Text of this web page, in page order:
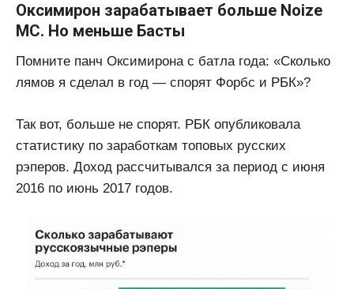
Оксимирон зарабатывает больше Noize
MC. Но меньше Басты
Помните панч Оксимирона с батла года: «Сколько
лямов я сделал в год — спорят Форбс и РБК»?
Так вот, больше не спорят. РБК опубликовала
статистику по заработкам топовых русских
рэперов. Доход рассчитывался за период с июня
2016 по июнь 2017 годов.